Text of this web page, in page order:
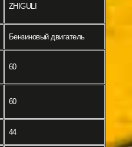
ZHIGULI
Бензиновый двигатель
60
60
44